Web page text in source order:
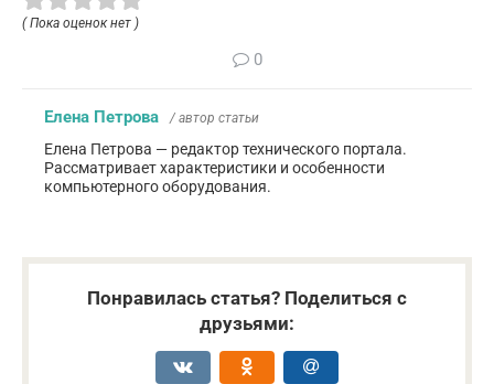
( Пока оценок нет )
0
Елена Петрова / автор статьи
Елена Петрова — редактор технического портала.
Рассматривает характеристики и особенности
компьютерного оборудования.
Понравилась статья? Поделиться с
друзьями: